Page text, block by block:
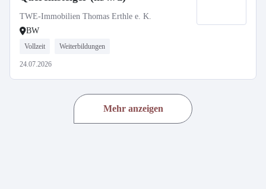
TWE-Immobilien Thomas Erthle e. K.
BW
Vollzeit Weiterbildungen
24.07.2026
Mehr anzeigen